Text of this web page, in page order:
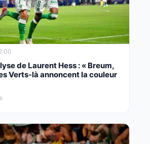
de Laurent Hess : « Breum,
Verts-là annoncent la couleur